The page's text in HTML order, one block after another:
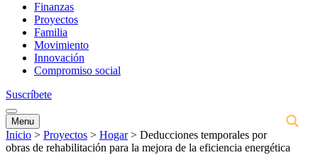
Finanzas
Proyectos
Familia
Movimiento
Innovación
Compromiso social
Suscríbete
Menu
Inicio > Proyectos > Hogar > Deducciones temporales por
obras de rehabilitación para la mejora de la eficiencia energética